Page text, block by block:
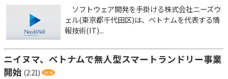
ソフトウェア開発を手掛ける株式会社ニーズウ
ェル(東京都千代田区)は、ベトナムを代表する情
報技術(IT)...
ニイヌマ、ベトナムで無人型スマートランドリー事業
開始 (2:21)